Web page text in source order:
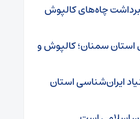
چاه‌های کالپوش
استان سمنان؛ کالپوش و
ایران‌شناسی استان